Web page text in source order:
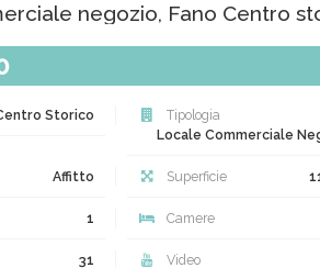
negozio, Fano Centro
Storico
Tipologia
Locale Commerciale
Affitto Superficie
1 Camere
31 Video